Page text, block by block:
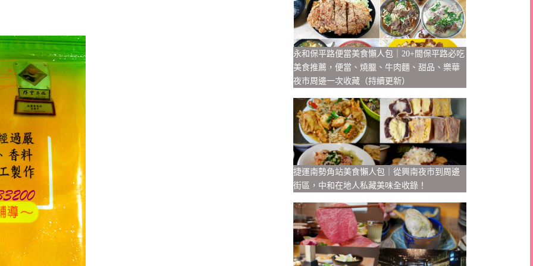
永和保平路便當美食懶人包｜20+間保平路必吃
美食推薦，便當、燒臘、牛肉麵、甜品、樂華
夜市周邊一次收藏（持續更新）
捷運南勢角站美食懶人包｜從興南夜市到周邊
街區，中和在地人私藏美味全收錄！